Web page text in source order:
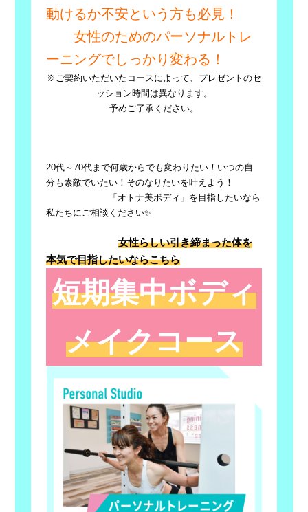
動けるか不安という方も必見！
女性のためのパーソナルトレ
ーニングでしっかり変わる！
※ご契約いただいたコースによって、プレゼントのセ
ッション時間は異なります。
予めご了承ください。
20代～70代まで何歳からでも変わりたい！いつの自
分も素敵でいたい！そのなりたいを叶えよう！
「オトナ美ボディ」を目指したいなら
私たちにご相談ください✨
女性らしい引き締まった体を
本気で目指したいならこちら
短期集中ボディ
メイクコース